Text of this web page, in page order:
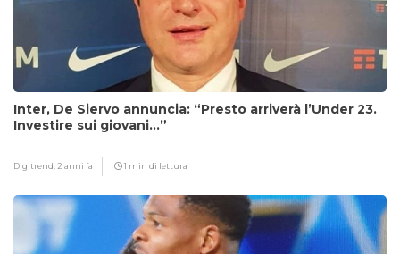
Inter, De Siervo annuncia: “Presto arriverà l’Under 23.
Investire sui giovani…”
Digitrend, 2 anni fa 1 min di lettura